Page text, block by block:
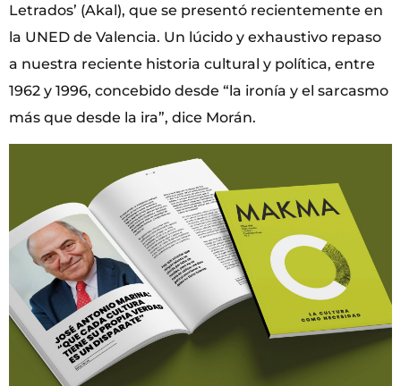
Letrados’ (Akal), que se presentó recientemente en
la UNED de Valencia. Un lúcido y exhaustivo repaso
a nuestra reciente historia cultural y política, entre
1962 y 1996, concebido desde “la ironía y el sarcasmo
más que desde la ira”, dice Morán.